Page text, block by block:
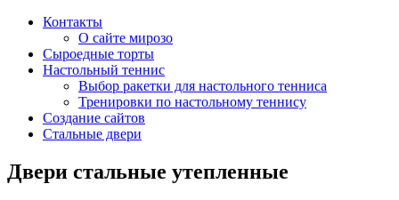
Контакты
О сайте мирозо
Сыроедные торты
Настольный теннис
Выбор ракетки для настольного тенниса
Тренировки по настольному теннису
Создание сайтов
Стальные двери
Двери стальные утепленные